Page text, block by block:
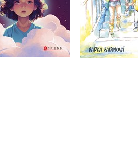
Do košíku
249 Kč
199 Kč
Do
199 Kč